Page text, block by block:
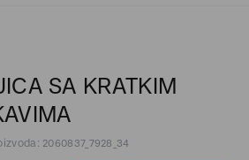
SA KRATKIM
2060837_7928_34